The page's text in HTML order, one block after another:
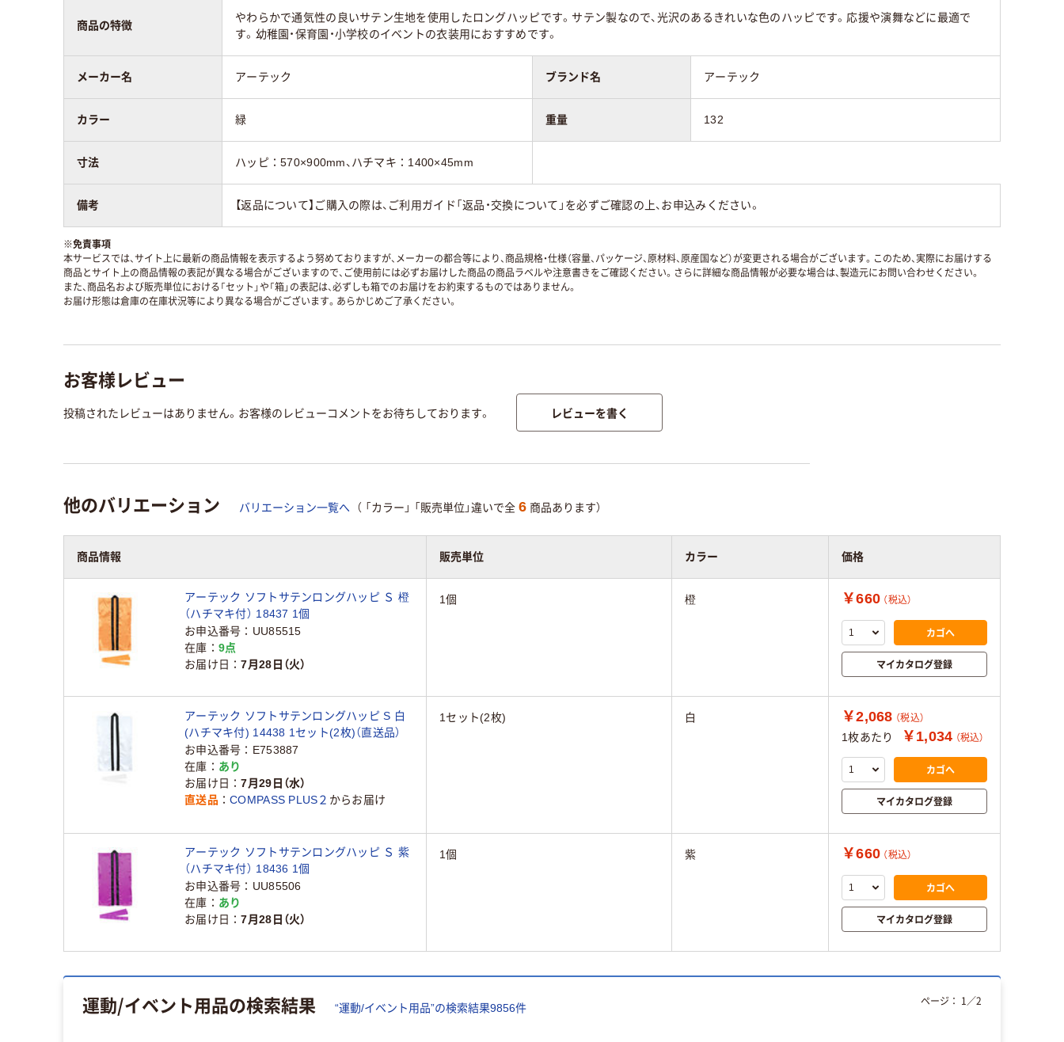
商品の特徴
やわらかで通気性の良いサテン生地を使用したロングハッピです。サテン製なので、光沢のあるきれいな色のハッピです。応援や演舞などに最適で
す。幼稚園・保育園・小学校のイベントの衣装用におすすめです。
メーカー名 アーテック ブランド名 アーテック
カラー 緑 重量 132
寸法 ハッピ：570×900mm、ハチマキ：1400×45mm
備考 【返品について】ご購入の際は、ご利用ガイド「返品・交換について」を必ずご確認の上、お申込みください。
※免責事項
本サービスでは、サイト上に最新の商品情報を表示するよう努めておりますが、メーカーの都合等により、商品規格・仕様（容量、パッケージ、原材料、原産国など）が変更される場合がございます。このため、実際にお届けする
商品とサイト上の商品情報の表記が異なる場合がございますので、ご使用前には必ずお届けした商品の商品ラベルや注意書きをご確認ください。さらに詳細な商品情報が必要な場合は、製造元にお問い合わせください。
また、商品名および販売単位における「セット」や「箱」の表記は、必ずしも箱でのお届けをお約束するものではありません。
お届け形態は倉庫の在庫状況等により異なる場合がございます。あらかじめご了承ください。
お客様レビュー
投稿されたレビューはありません。お客様のレビューコメントをお待ちしております。 レビューを書く
他のバリエーション バリエーション一覧へ （ 「カラー」 「販売単位」違いで全 6 商品あります）
商品情報 販売単位 カラー 価格
アーテック ソフトサテンロングハッピ Ｓ 橙
（ハチマキ付） 18437 1個
お申込番号
UU85515
在庫
9点
お届け日
7月28日（火）
1個 橙 ￥660 （税込）
カゴへ
マイカタログ登録
アーテック ソフトサテンロングハッピ S 白
(ハチマキ付) 14438 1セット(2枚)（直送品）
お申込番号
E753887
在庫
あり
お届け日
7月29日（水）
直送品
COMPASS PLUS２ からお届け
1セット(2枚) 白 ￥2,068 （税込）
1枚あたり ￥1,034 （税込）
カゴへ
マイカタログ登録
アーテック ソフトサテンロングハッピ Ｓ 紫
（ハチマキ付） 18436 1個
お申込番号
UU85506
在庫
あり
お届け日
7月28日（火）
1個 紫 ￥660 （税込）
カゴへ
マイカタログ登録
運動/イベント用品の検索結果 “運動/イベント用品”の検索結果9856件
ページ： 1 ／2